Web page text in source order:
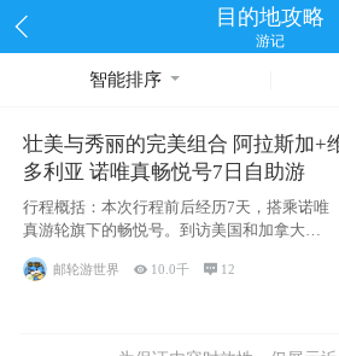
目的地攻略
游记
智能排序
壮美与秀丽的完美组合 阿拉斯加+
多利亚 诺唯真畅悦号7日自助游
行程概括：本次行程前后经历7天，搭乘诺唯
真游轮旗下的畅悦号。到访美国和加拿大的4
个州/省：美国华盛顿州
邮轮游世界  10.0千  12